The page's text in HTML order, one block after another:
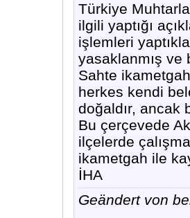
Türkiye
ilgili yaptığı
işlemleri
yasaklanmış ve
Sahte
herkes kendi
doğaldır, ancak
Bu çerçevede
ilçelerde
ikametgah ile
İHA
Geändert von